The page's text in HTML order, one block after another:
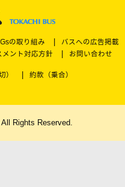
の取り組み
バスへの広告掲載
メント対応方針 お問い合わせ
） 約款（乗合）
Rights Reserved.